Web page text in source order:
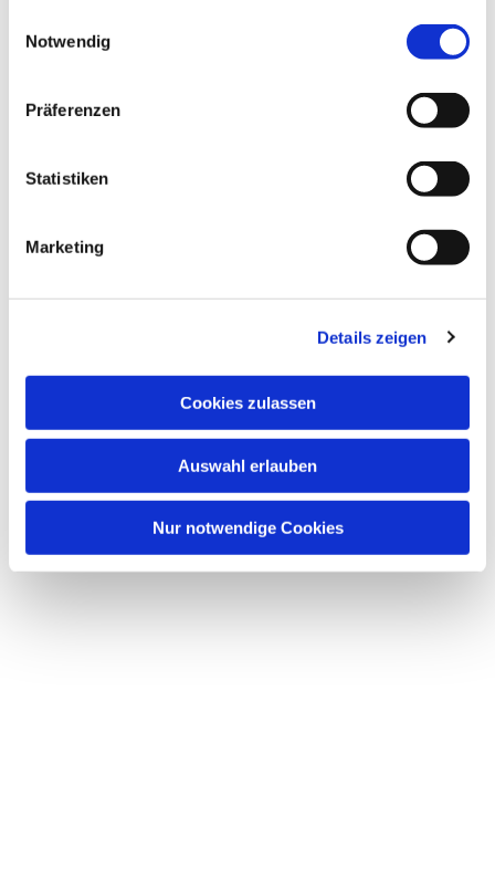
Notwendig
Präferenzen
Statistiken
Marketing
Details zeigen
Cookies zulassen
Auswahl erlauben
Nur notwendige Cookies
Dies könnte Sie auch